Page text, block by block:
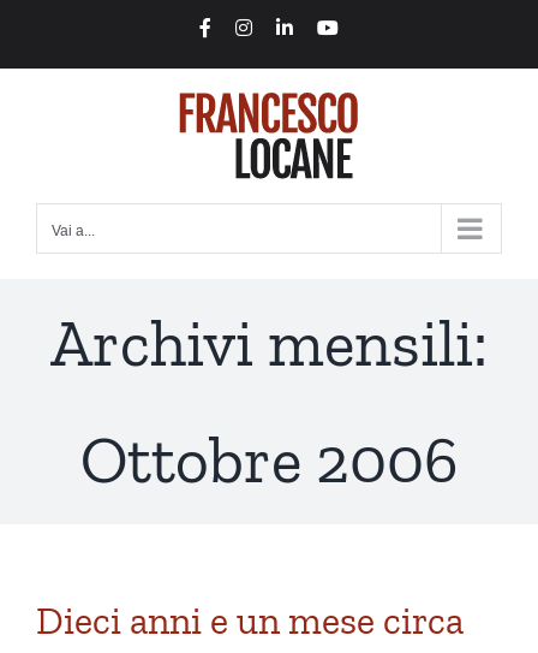
FacebookInstagram
LinkedInYouTube
Vai a...
Archivi mensili:
Ottobre 2006
Dieci anni e un mese circa